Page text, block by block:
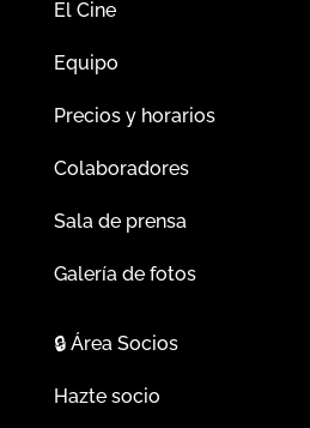
El Cine
Equipo
Precios y horarios
Colaboradores
Sala de prensa
Galería de fotos
🔒Área Socios
Hazte socio